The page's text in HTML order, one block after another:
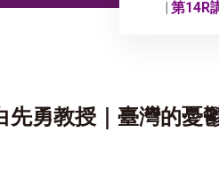
第14R
先勇教授｜臺灣的